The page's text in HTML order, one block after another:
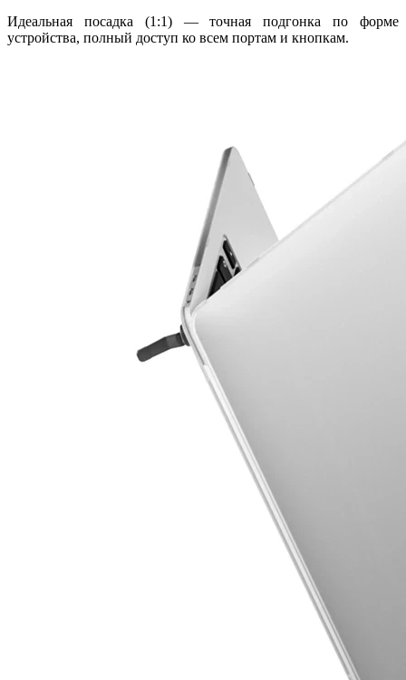
Идеальная посадка (1:1) — точная подгонка по форме
устройства, полный доступ ко всем портам и кнопкам.